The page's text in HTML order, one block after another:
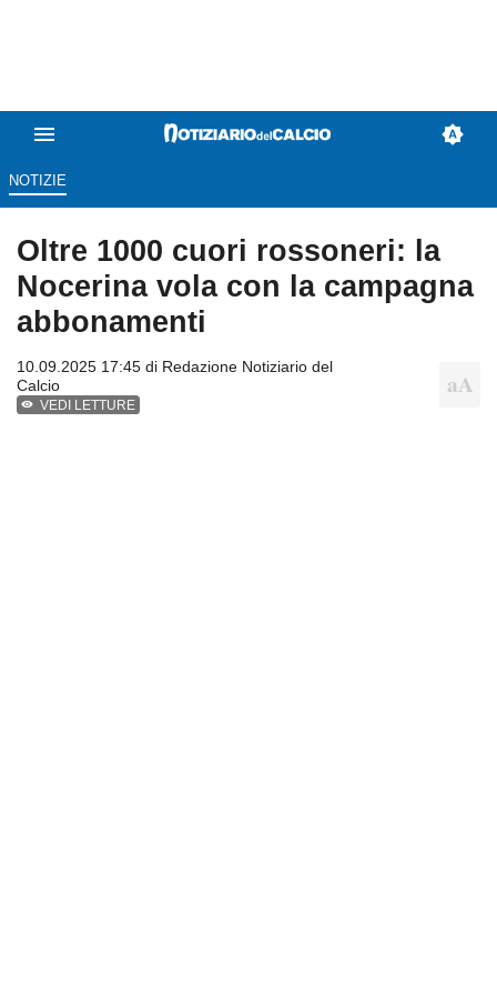
NOTIZIE
Oltre 1000 cuori rossoneri: la
Nocerina vola con la campagna
abbonamenti
10.09.2025 17:45 di Redazione Notiziario del
Calcio
VEDI LETTURE